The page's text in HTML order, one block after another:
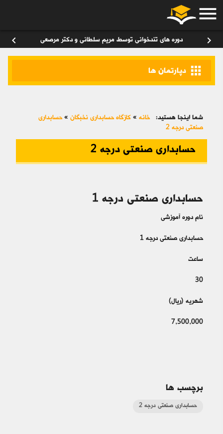
menu
chevron_right دوره های تندخوانی توسط مریم سلطانی و دکتر مرصعی chevron_left
apps دپارتمان ها
شما اینجا هستید: خانه » کازگاه حسابداری نخبگان »حسابداری
صنعتی درجه 2
حسابداری صنعتی درجه 2
حسابداری صنعتی درجه 1
نام دوره آموزشی
حسابداری صنعتی درجه 1
ساعت
30
شهریه (ریال)
7,500,000
برچسب ها
حسابداری صنعتی درجه 2